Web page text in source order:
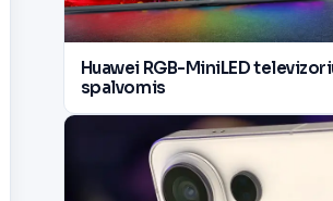
Huawei RGB-MiniLED
spalvomis